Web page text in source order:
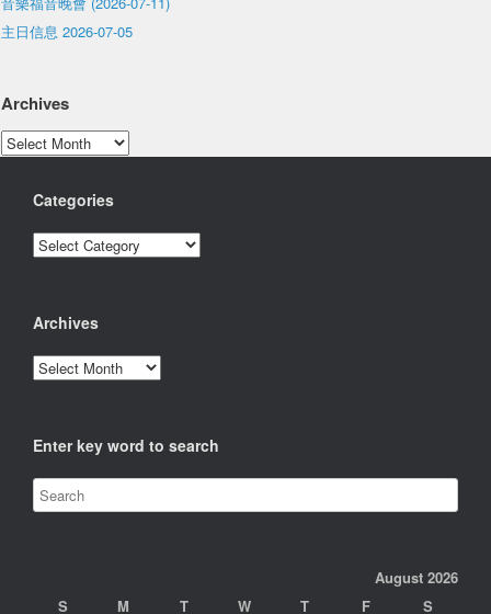
主日信息 2026-07-05
Archives
Archives
Categories
Categories
Archives
Archives
Enter key word to search
August 2026
S
M T W T F S